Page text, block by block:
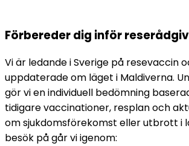
Förbereder dig inför
Vi är ledande i Sverige på resevaccin
uppdaterade om läget i Maldiverna.
gör vi en individuell bedömning
tidigare vaccinationer, resplan och
om sjukdomsförekomst eller utbrott i
besök på går vi igenom: